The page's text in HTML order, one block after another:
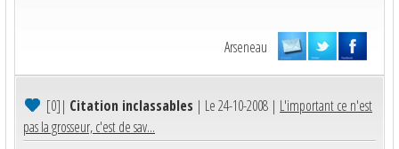
Arseneau
[0]| Citation inclassables | Le 24-10-2008 | L'important ce n'est
pas la grosseur, c'est de sav...